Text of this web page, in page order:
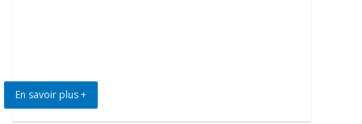
En savoir plus +